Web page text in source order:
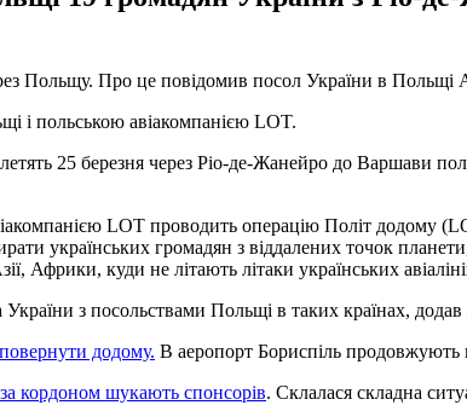
Польщу. Про це повідомив посол України в
і польською авіакомпанією LOT.
25 березня через Ріо-де-Жанейро до Варшави
LOT проводить операцію Політ додому
українських громадян з віддалених точок
Африки, куди не літають літаки українських
з посольствами Польщі в таких країнах,
додому. В аеропорт Бориспіль продовжують
кордоном шукають спонсорів. Склалася складна